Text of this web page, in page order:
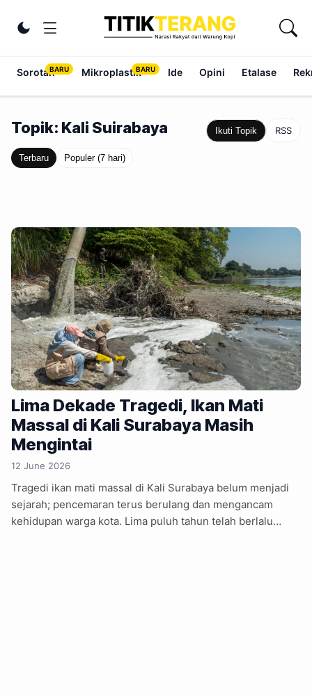
Ubah tema
Sorotan Mikroplastik Ide Opini Etalase
Topik: Kali Suirabaya Ikuti Topik RSS
Terbaru Populer (7 hari)
Lima Dekade Tragedi, Ikan Mati
Massal di Kali Surabaya Masih
Mengintai
12 June 2026
Tragedi ikan mati massal di Kali Surabaya belum menjadi
sejarah; pencemaran terus berulang dan mengancam
kehidupan warga kota. Lima puluh tahun telah berlalu